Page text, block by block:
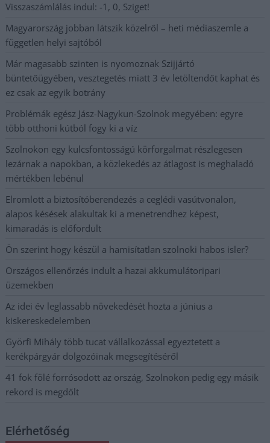
Visszaszámlálás indul: -1, 0, Sziget!
Magyarország jobban látszik közelről – heti médiaszemle a
független helyi sajtóból
Már magasabb szinten is nyomoznak Szijjártó
büntetőügyében, vesztegetés miatt 3 év letöltendőt kaphat és
ez csak az egyik botrány
Problémák egész Jász-Nagykun-Szolnok megyében: egyre
több otthoni kútból fogy ki a víz
Szolnokon egy kulcsfontosságú körforgalmat részlegesen
lezárnak a napokban, a közlekedés az átlagost is meghaladó
mértékben lebénul
Elromlott a biztosítóberendezés a ceglédi vasútvonalon,
alapos késések alakultak ki a menetrendhez képest,
kimaradás is előfordult
Ön szerint hogy készül a hamisítatlan szolnoki habos isler?
Országos ellenőrzés indult a hazai akkumulátoripari
üzemekben
Az idei év leglassabb növekedését hozta a június a
kiskereskedelemben
Györfi Mihály több tucat vállalkozással egyeztetett a
kerékpárgyár dolgozóinak megsegítéséről
41 fok fölé forrósodott az ország, Szolnokon pedig egy másik
rekord is megdőlt
Elérhetőség